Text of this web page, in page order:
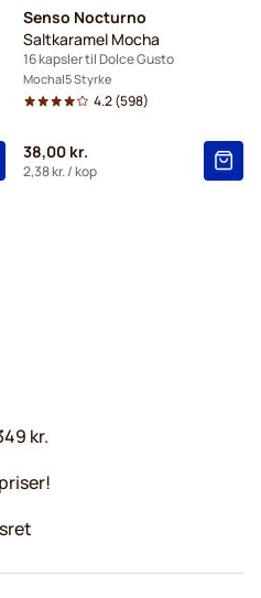
Senso Nocturno
Saltkaramel Mocha
16 kapsler til Dolce Gusto
Mocha 5 Styrke
4.2(598)
38,00 kr.
2,38 kr./ kop
kr.